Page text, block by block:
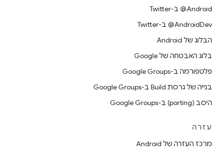
‎@Android ב-Twitter
‎@AndroidDev ב-Twitter
הבלוג של Android
בלוג האבטחה של Google
פלטפורמה ב-Google Groups
בנייה של גרסת Build ב-Google Groups
היסב (porting) ב-Google Groups
עזרה
מרכז העזרה של Android